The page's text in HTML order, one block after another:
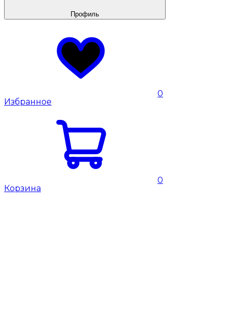
Профиль
0
Избранное
0
Корзина